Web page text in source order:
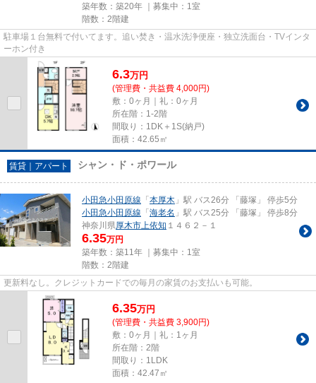
築年数：築20年 ｜募集中： 1室
階数：2階建
駐車場１台無料で付いてます。追い焚き・温水洗浄便座・独立洗面台・TVインタ
ーホン付き
6.3万円
(管理費・共益費 4,000円)
敷：0ヶ月｜礼：0ヶ月
所在階：1-2階
間取り：1DK＋1S(納戸)
面積：42.65㎡
賃貸｜アパート シャン・ド・ポワール
小田急小田原線 「本厚木 」駅 バス26分 「藤塚」 停歩5分
小田急小田原線 「海老名 」駅 バス25分 「藤塚」 停歩8分
神奈川県厚木市上依知 １４６２－１
6.35万円
築年数：築11年 ｜募集中： 1室
階数：2階建
更新料なし。クレジットカードでの毎月の家賃のお支払いも可能。
6.35万円
(管理費・共益費 3,900円)
敷：0ヶ月｜礼：1ヶ月
所在階：2階
間取り：1LDK
面積：42.47㎡